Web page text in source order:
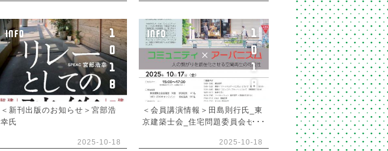
INFO
1
0
1
8
＜新刊出版のお知らせ＞宮部浩
幸氏
2025-10-18
INFO
1
0
1
8
＜会員講演情報＞田島則行氏_東
京建築士会_住宅問題委員会セミ
2025-10-18